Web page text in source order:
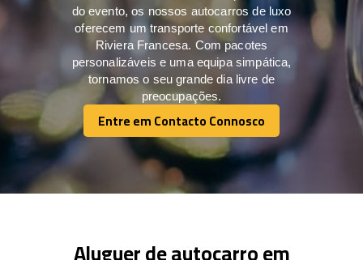
do evento, os nossos autocarros de luxo
oferecem um transporte confortável em
Riviera Francesa. Com pacotes
personalizáveis e uma equipa simpática,
tornamos o seu grande dia livre de
preocupações.
Entre em Contacto Connosco
Entre em Contacto Connosco